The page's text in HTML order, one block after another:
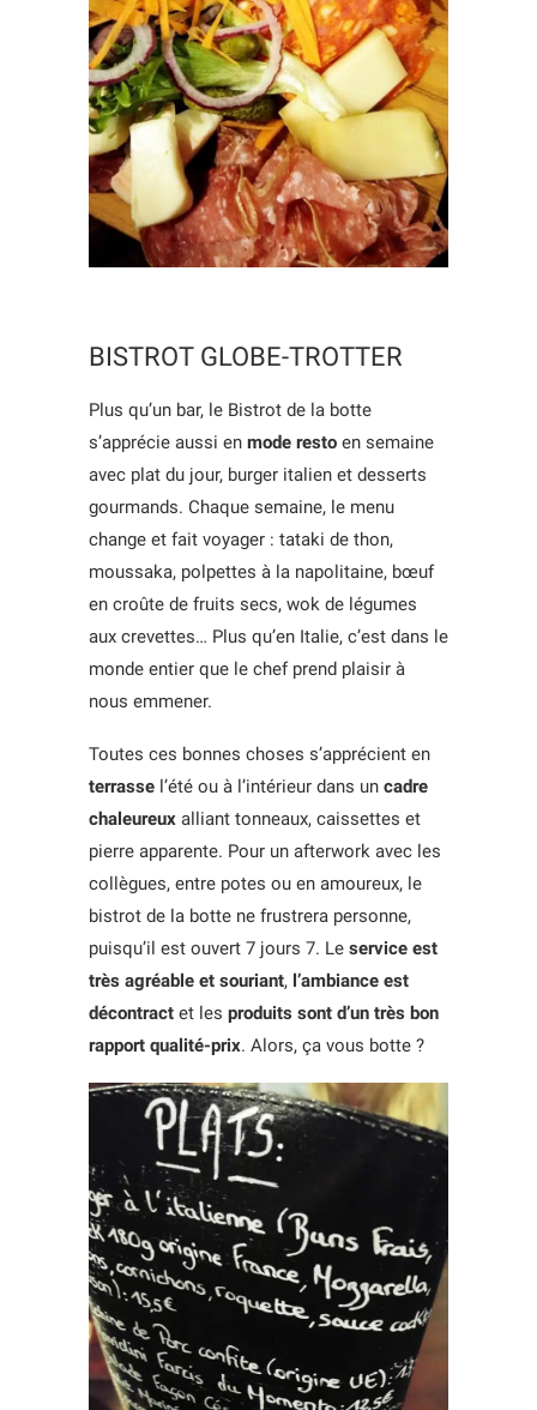
BISTROT GLOBE-TROTTER
Plus qu’un bar, le Bistrot de la botte
s’apprécie aussi en mode resto en semaine
avec plat du jour, burger italien et desserts
gourmands. Chaque semaine, le menu
change et fait voyager : tataki de thon,
moussaka, polpettes à la napolitaine, bœuf
en croûte de fruits secs, wok de légumes
aux crevettes… Plus qu’en Italie, c’est dans le
monde entier que le chef prend plaisir à
nous emmener.
Toutes ces bonnes choses s’apprécient en
terrasse l’été ou à l’intérieur dans un cadre
chaleureux alliant tonneaux, caissettes et
pierre apparente. Pour un afterwork avec les
collègues, entre potes ou en amoureux, le
bistrot de la botte ne frustrera personne,
puisqu’il est ouvert 7 jours 7. Le service est
très agréable et souriant, l’ambiance est
décontract et les produits sont d’un très bon
rapport qualité-prix. Alors, ça vous botte ?